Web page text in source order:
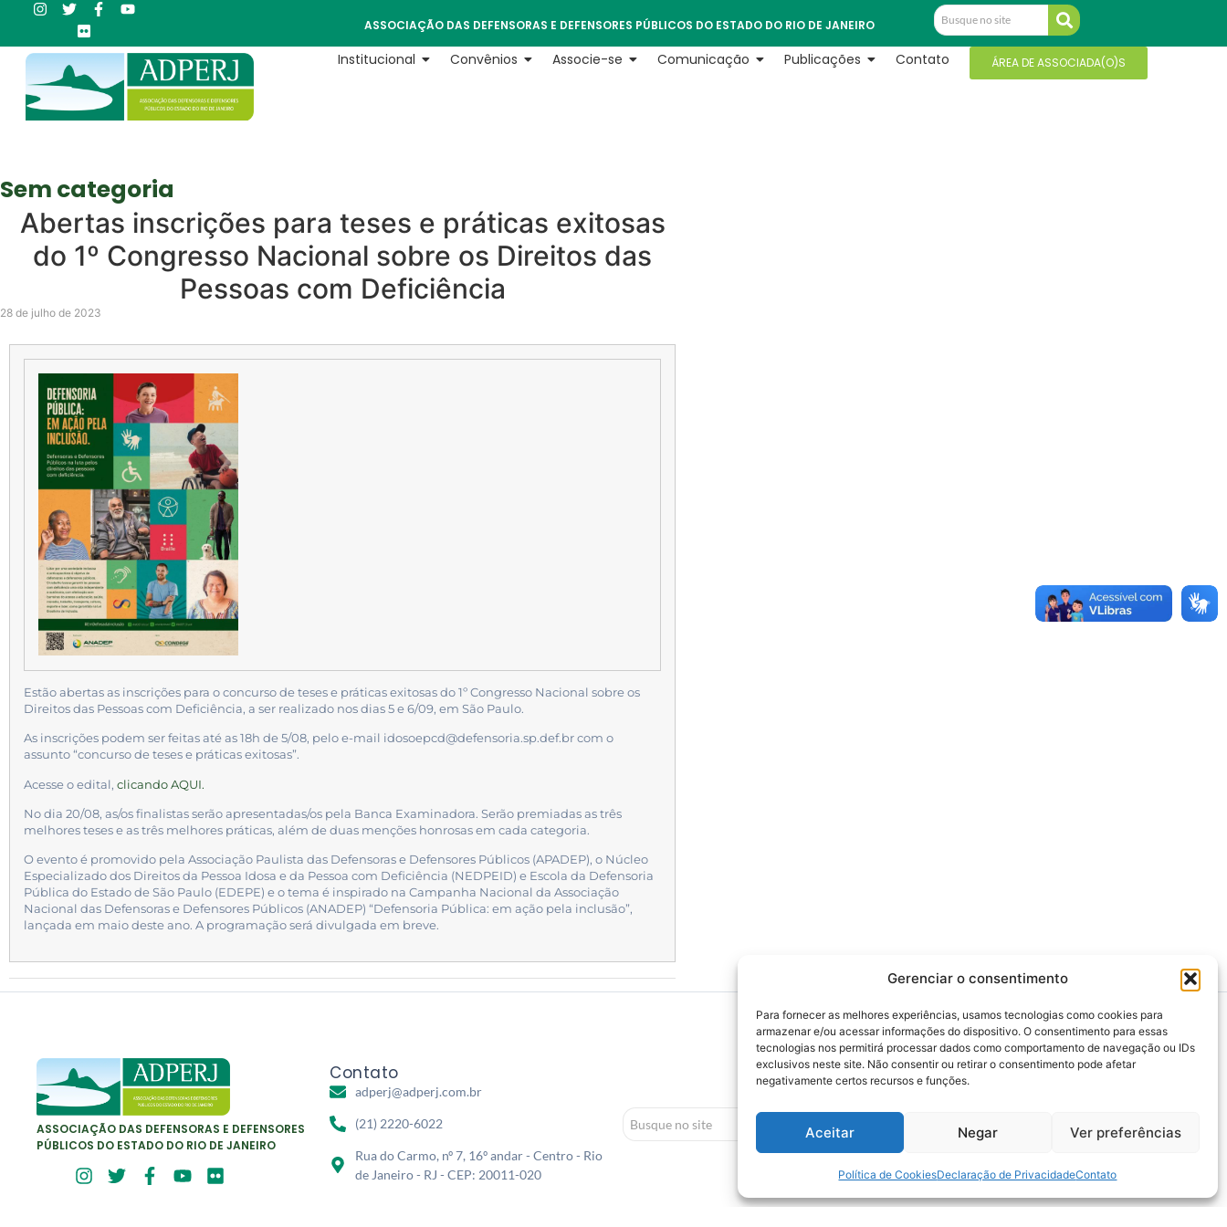
Gerenciar o consentimento
Para fornecer as melhores experiências, usamos tecnologias como cookies para
armazenar e/ou acessar informações do dispositivo. O consentimento para essas
tecnologias nos permitirá processar dados como comportamento de navegação ou IDs
exclusivos neste site. Não consentir ou retirar o consentimento pode afetar
negativamente certos recursos e funções.
Aceitar Negar Ver preferências
Política de CookiesDeclaração de PrivacidadeContato
ASSOCIAÇÃO DAS DEFENSORAS E DEFENSORES PÚBLICOS DO ESTADO DO RIO DE JANEIRO
Institucional Convênios Associe-se Comunicação Publicações Contato ÁREA DE ASSOCIADA(O)S
Sem categoria
Abertas inscrições para teses e práticas exitosas
do 1º Congresso Nacional sobre os Direitos das
Pessoas com Deficiência
28 de julho de 2023
Estão abertas as inscrições para o concurso de teses e práticas exitosas do 1º Congresso Nacional sobre os
Direitos das Pessoas com Deficiência, a ser realizado nos dias 5 e 6/09, em São Paulo.
As inscrições podem ser feitas até as 18h de 5/08, pelo e-mail idosoepcd@defensoria.sp.def.br com o
assunto “concurso de teses e práticas exitosas”.
Acesse o edital, clicando AQUI.
No dia 20/08, as/os finalistas serão apresentadas/os pela Banca Examinadora. Serão premiadas as três
melhores teses e as três melhores práticas, além de duas menções honrosas em cada categoria.
O evento é promovido pela Associação Paulista das Defensoras e Defensores Públicos (APADEP), o Núcleo
Especializado dos Direitos da Pessoa Idosa e da Pessoa com Deficiência (NEDPEID) e Escola da Defensoria
Pública do Estado de São Paulo (EDEPE) e o tema é inspirado na Campanha Nacional da Associação
Nacional das Defensoras e Defensores Públicos (ANADEP) “Defensoria Pública: em ação pela inclusão”,
lançada em maio deste ano. A programação será divulgada em breve.
ASSOCIAÇÃO DAS DEFENSORAS E DEFENSORES
PÚBLICOS DO ESTADO DO RIO DE JANEIRO
Contato
adperj@adperj.com.br
(21) 2220-6022
Rua do Carmo, nº 7, 16º andar - Centro - Rio
de Janeiro - RJ - CEP: 20011-020
>>> Associação Nacional das Defensoras e
Defensores Públicos (ANADEP)
>>> Caixa de Assistência aos Membros da
Janeiro (CAMARJ)